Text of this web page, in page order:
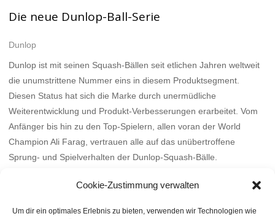
Cookie-Zustimmung verwalten
Um dir ein optimales Erlebnis zu bieten, verwenden wir Technologien wie
Die neue Dunlop-Ball-Serie
Dunlop
Dunlop ist mit seinen Squash-Bällen seit etlichen Jahren weltweit
die unumstrittene Nummer eins in diesem Produktsegment.
Diesen Status hat sich die Marke durch unermüdliche
Weiterentwicklung und Produkt-Verbesserungen erarbeitet. Vom
Anfänger bis hin zu den Top-Spielern, allen voran der World
Champion Ali Farag, vertrauen alle auf das unübertroffene
Sprung- und Spielverhalten der Dunlop-Squash-Bälle.